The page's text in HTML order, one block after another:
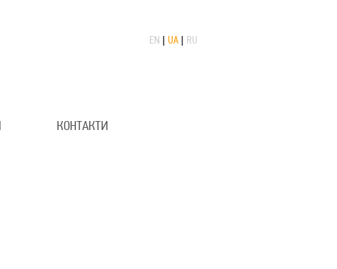
EN UA RU
КОНТАКТИ